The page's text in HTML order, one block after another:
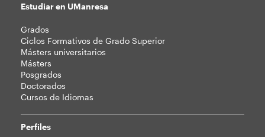
Mapa
web
Estudiar en UManresa
Grados
Ciclos Formativos de Grado Superior
Másters universitarios
Másters
Posgrados
Doctorados
Cursos de Idiomas
Perfiles